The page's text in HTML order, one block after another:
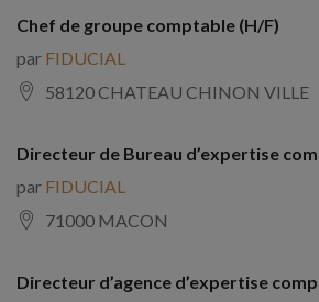
Chef de groupe comptable (H/F)
par FIDUCIAL
58120 CHATEAU CHINON VILLE
Directeur de Bureau d’expertise
par FIDUCIAL
71000 MACON
Directeur d’agence d’expertise